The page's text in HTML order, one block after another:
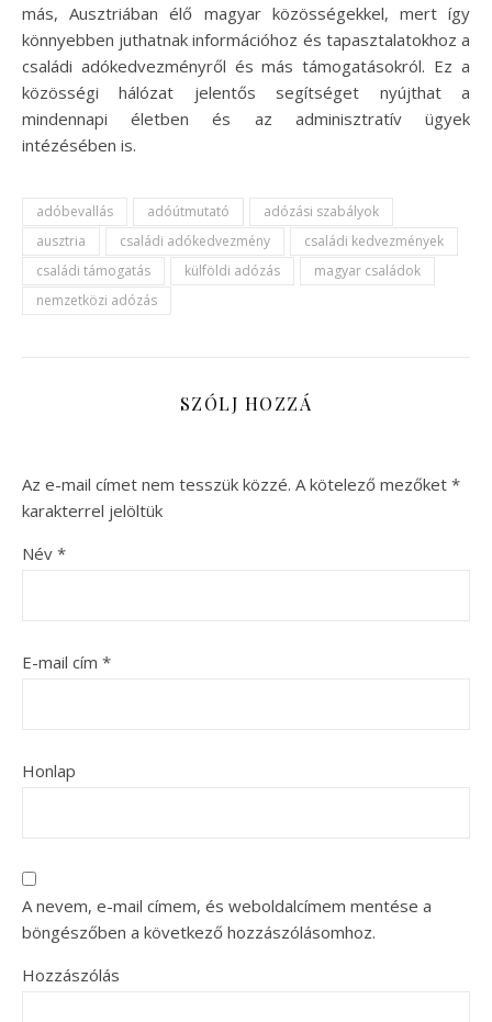
más, Ausztriában élő magyar közösségekkel, mert így
könnyebben juthatnak információhoz és tapasztalatokhoz a
családi adókedvezményről és más támogatásokról. Ez a
közösségi hálózat jelentős segítséget nyújthat a
mindennapi életben és az adminisztratív ügyek
intézésében is.
adóbevallás adóútmutató
adózási szabályok
ausztria
családi adókedvezmény
családi kedvezmények
családi támogatás
külföldi adózás
magyar családok
nemzetközi adózás
SZÓLJ HOZZÁ
Az e-mail címet nem tesszük közzé. A kötelező mezőket *
karakterrel jelöltük
Név *
E-mail cím *
Honlap
A nevem, e-mail címem, és weboldalcímem mentése a
böngészőben a következő hozzászólásomhoz.
Hozzászólás